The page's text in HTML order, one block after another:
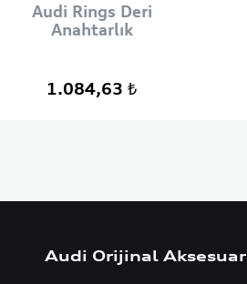
Audi Rings Deri
Anahtarlık
1.084,63 ₺
Audi Orijinal Aksesuar